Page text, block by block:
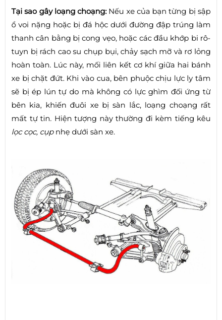
Tại sao gây loạng choạng: Nếu xe của bạn từng bị sập
ổ voi nặng hoặc bị đá hộc dưới đường đập trúng làm
thanh cân bằng bị cong vẹo, hoặc các đầu khớp bi rô-
tuyn bị rách cao su chụp bụi, chảy sạch mỡ và rơ lỏng
hoàn toàn. Lúc này, mối liên kết cơ khí giữa hai bánh
xe bị chặt đứt. Khi vào cua, bên phuộc chịu lực ly tâm
sẽ bị ép lún tự do mà không có lực ghìm đối ứng từ
bên kia, khiến đuôi xe bị sàn lắc, loạng choạng rất
mất tự tin. Hiện tượng này thường đi kèm tiếng kêu
lọc cọc, cụpnhẹ dưới sàn xe.